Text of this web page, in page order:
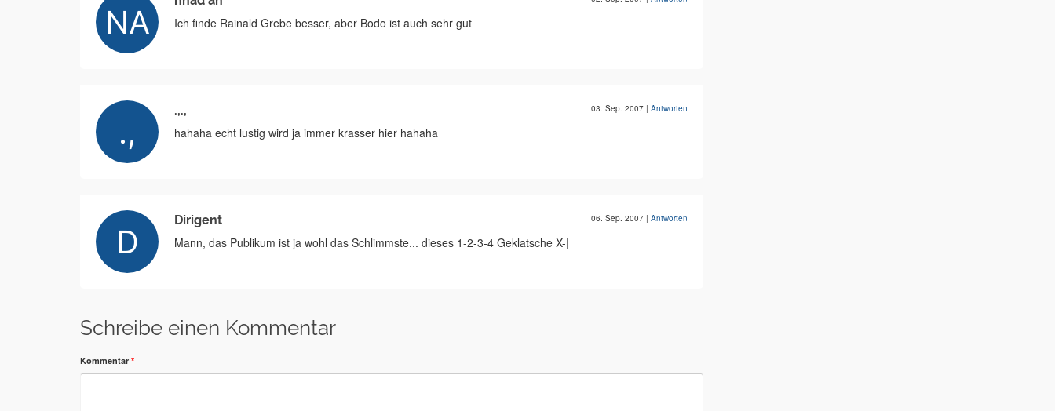
Ich finde Rainald Grebe besser, aber Bodo ist auch sehr gut
.,., 03. Sep. 2007 | Antworten
hahaha echt lustig wird ja immer krasser hier hahaha
Dirigent 06. Sep. 2007 | Antworten
Mann, das Publikum ist ja wohl das Schlimmste... dieses 1-2-3-4 Geklatsche X-|
Schreibe einen Kommentar
Kommentar *